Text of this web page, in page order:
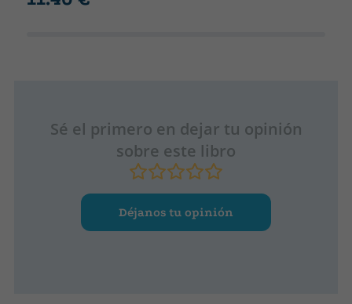
Sé el primero en dejar tu opinión
sobre este libro
Déjanos tu opinión